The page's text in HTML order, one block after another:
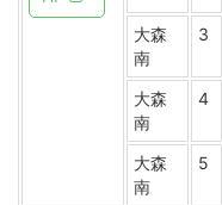
大森
南
3
大森
南
4
大森
南
5